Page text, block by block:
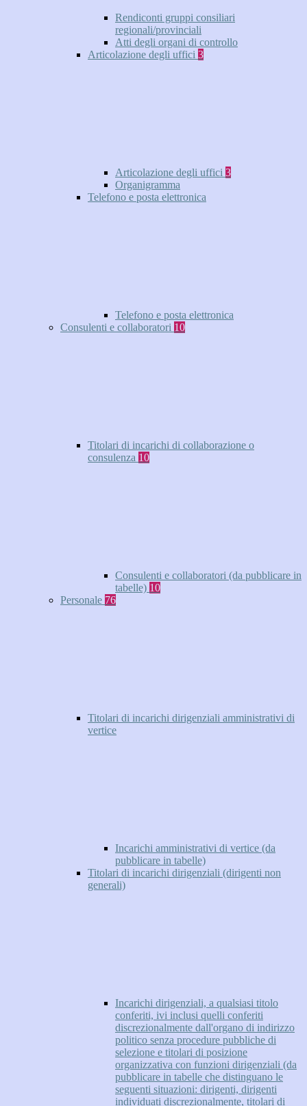
Rendiconti gruppi consiliari
regionali/provinciali
Atti degli organi di controllo
Articolazione degli uffici 3
Articolazione degli uffici 3
Organigramma
Telefono e posta elettronica
Telefono e posta elettronica
Consulenti e collaboratori 10
Titolari di incarichi di collaborazione o
consulenza 10
Consulenti e collaboratori (da pubblicare in
tabelle) 10
Personale 76
Titolari di incarichi dirigenziali amministrativi di
vertice
Incarichi amministrativi di vertice (da
pubblicare in tabelle)
Titolari di incarichi dirigenziali (dirigenti non
generali)
Incarichi dirigenziali, a qualsiasi titolo
conferiti, ivi inclusi quelli conferiti
discrezionalmente dall'organo di indirizzo
politico senza procedure pubbliche di
selezione e titolari di posizione
organizzativa con funzioni dirigenziali (da
pubblicare in tabelle che distinguano le
seguenti situazioni: dirigenti, dirigenti
individuati discrezionalmente, titolari di